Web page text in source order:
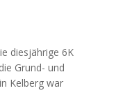
diesjährige 6K
Grund- und
Kelberg war